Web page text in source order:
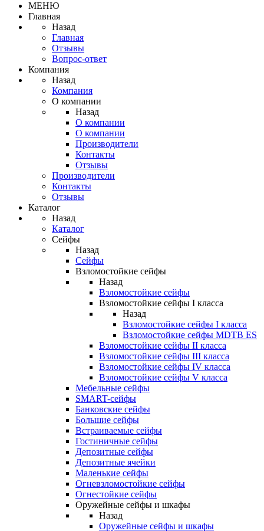
МЕНЮ
Главная
Назад
Главная
Отзывы
Вопрос-ответ
Компания
Назад
Компания
О компании
Назад
О компании
О компании
Производители
Контакты
Отзывы
Производители
Контакты
Отзывы
Каталог
Назад
Каталог
Сейфы
Назад
Сейфы
Взломостойкие сейфы
Назад
Взломостойкие сейфы
Взломостойкие сейфы I класса
Назад
Взломостойкие сейфы I класса
Взломостойкие сейфы MDTB ES
Взломостойкие сейфы II класса
Взломостойкие сейфы III класса
Взломостойкие сейфы IV класса
Взломостойкие сейфы V класса
Мебельные сейфы
SMART-сейфы
Банковские сейфы
Большие сейфы
Встраиваемые сейфы
Гостиничные сейфы
Депозитные сейфы
Депозитные ячейки
Маленькие сейфы
Огневзломостойкие сейфы
Огнестойкие сейфы
Оружейные сейфы и шкафы
Назад
Оружейные сейфы и шкафы